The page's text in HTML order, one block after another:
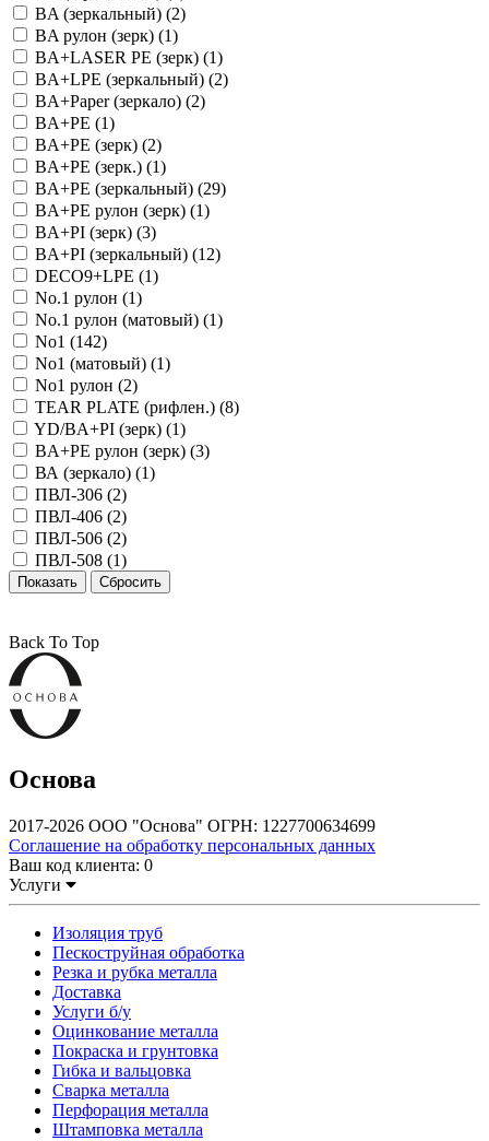
BA (зеркальный) (2)
BA рулон (зерк) (1)
BA+LASER PE (зерк) (1)
BA+LPE (зеркальный) (2)
BA+Paper (зеркало) (2)
BA+PE (1)
BA+PE (зерк) (2)
BA+PE (зерк.) (1)
BA+PE (зеркальный) (29)
BA+PE рулон (зерк) (1)
BA+PI (зерк) (3)
BA+PI (зеркальный) (12)
DECO9+LPE (1)
No.1 рулон (1)
No.1 рулон (матовый) (1)
No1 (142)
No1 (матовый) (1)
No1 рулон (2)
TEAR PLATE (рифлен.) (8)
YD/BA+PI (зерк) (1)
ВA+PE рулон (зерк) (3)
ВА (зеркало) (1)
ПВЛ-306 (2)
ПВЛ-406 (2)
ПВЛ-506 (2)
ПВЛ-508 (1)
Back To Top
Основа
2017-2026 ООО "Основа" ОГРН: 1227700634699
Соглашение на обработку персональных данных
Ваш код клиента: 0
Услуги
Изоляция труб
Пескоструйная обработка
Резка и рубка металла
Доставка
Услуги б/у
Оцинкование металла
Покраска и грунтовка
Гибка и вальцовка
Сварка металла
Перфорация металла
Штамповка металла